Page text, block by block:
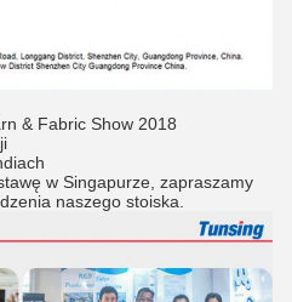
& Fabric Show 2018
w Singapurze, zapraszamy
naszego stoiska.